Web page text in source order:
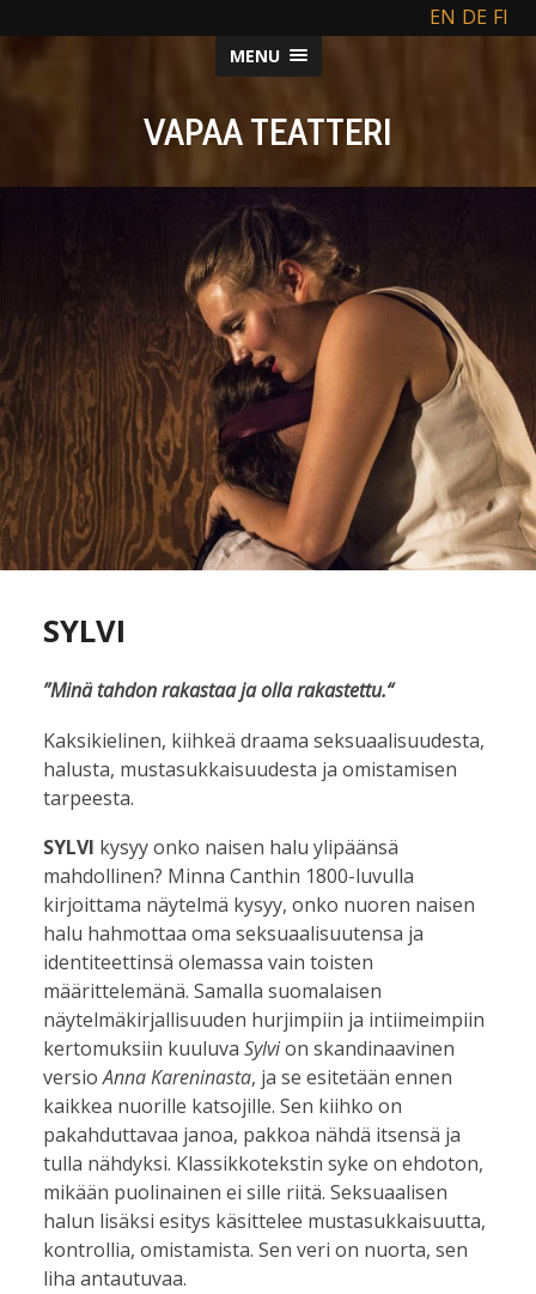
FI
DE
EN
MENU
VAPAA TEATTERI
SYLVI
”Minä tahdon rakastaa ja olla rakastettu.“
Kaksikielinen, kiihkeä draama seksuaalisuudesta,
halusta, mustasukkaisuudesta ja omistamisen
tarpeesta.
SYLVI kysyy onko naisen halu ylipäänsä
mahdollinen? Minna Canthin 1800-luvulla
kirjoittama näytelmä kysyy, onko nuoren naisen
halu hahmottaa oma seksuaalisuutensa ja
identiteettinsä olemassa vain toisten
määrittelemänä. Samalla suomalaisen
näytelmäkirjallisuuden hurjimpiin ja intiimeimpiin
kertomuksiin kuuluva Sylvion skandinaavinen
versioAnna Kareninasta, ja se esitetään ennen
kaikkea nuorille katsojille. Sen kiihko on
pakahduttavaa janoa, pakkoa nähdä itsensä ja
tulla nähdyksi. Klassikkotekstin syke on ehdoton,
mikään puolinainen ei sille riitä. Seksuaalisen
halun lisäksi esitys käsittelee mustasukkaisuutta,
kontrollia, omistamista. Sen veri on nuorta, sen
liha antautuvaa.